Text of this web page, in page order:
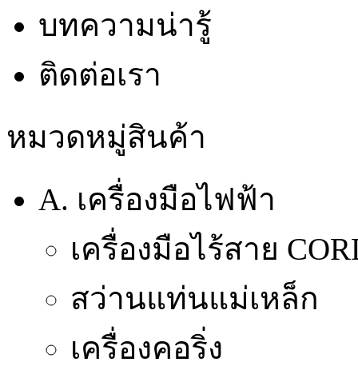
บทความน่ารู้
ติดต่อเรา
หมวดหมู่สินค้า
A. เครื่องมือไฟฟ้า
เครื่องมือไร้สาย
สว่านแท่นแม่เหล็ก
เครื่องคอริ่ง